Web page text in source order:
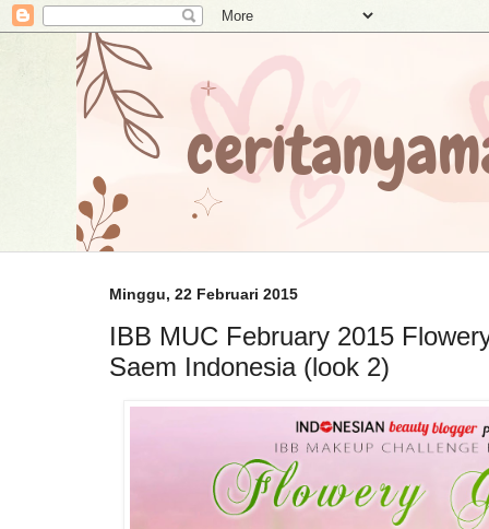
Minggu, 22 Februari 2015
IBB MUC February 2015
Saem Indonesia (look 2)